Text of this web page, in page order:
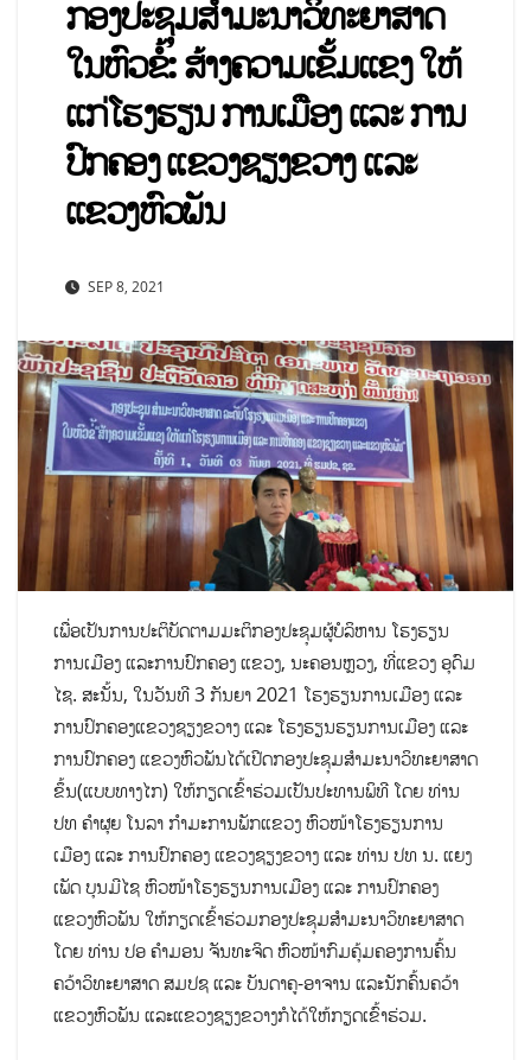
ກອງປະຊຸມສຳມະນາວິທະຍາສາດ
ໃນຫົວຂໍ້: ສ້າງຄວາມເຂັ້ມແຂງ ໃຫ້
ແກ່ໂຮງຮຽນ ການເມືອງ ແລະ ການ
ປົກຄອງ ແຂວງຊຽງຂວາງ ແລະ
ແຂວງຫົວພັນ
SEP 8, 2021
ເພື່ອເປັນການປະຕິບັດຕາມມະຕິກອງປະຊຸມຜູ້ບໍລິຫານ ໂຮງຮຽນ
ການເມືອງ ແລະການປົກຄອງ ແຂວງ, ນະຄອນຫຼວງ, ທີ່ແຂວງ ອຸດົມ
ໄຊ. ສະນັ້ນ, ໃນວັນທີ 3 ກັນຍາ 2021 ໂຮງຮຽນການເມືອງ ແລະ
ການປົກຄອງແຂວງຊຽງຂວາງ ແລະ ໂຮງຮຽນຮຽນການເມືອງ ແລະ
ການປົກຄອງ ແຂວງຫົວພັນໄດ້ເປີດກອງປະຊຸມສຳມະນາວິທະຍາສາດ
ຂຶ້ນ(ແບບທາງໄກ) ໃຫ້ກຽດເຂົ້າຮ່ວມເປັນປະທານພິທີ ໂດຍ ທ່ານ
ປທ ຄຳຜຸຍ ໂນລາ ກຳມະການພັກແຂວງ ຫົວໜ້າໂຮງຮຽນການ
ເມືອງ ແລະ ການປົກຄອງ ແຂວງຊຽງຂວາງ ແລະ ທ່ານ ປທ ນ. ແຍງ
ເພັດ ບຸນມີໄຊ ຫົວໜ້າໂຮງຮຽນການເມືອງ ແລະ ການປົກຄອງ
ແຂວງຫົວພັນ ໃຫ້ກຽດເຂົ້າຮ່ວມກອງປະຊຸມສໍາມະນາວິທະຍາສາດ
ໂດຍ ທ່ານ ປອ ຄຳມອນ ຈັນທະຈິດ ຫົວໜ້າກົມຄຸ້ມຄອງການຄົ້ນ
ຄວ້າວິທະຍາສາດ ສມປຊ ແລະ ບັນດາຄູ-ອາຈານ ແລະນັກຄົ້ນຄວ້າ
ແຂວງຫົວພັນ ແລະແຂວງຊຽງຂວາງກໍໄດ້ໃຫ້ກຽດເຂົ້າຮ່ວມ.